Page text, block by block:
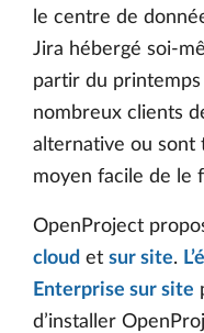
le centre de
Jira hébergé soi-
partir du
nombreux clients
alternative ou sont
moyen facile de le
OpenProject
cloud et sur site.
Enterprise sur site
d’installer